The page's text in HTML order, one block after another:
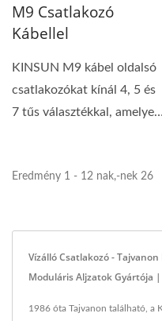
M9 Csatlakozó
Kábellel
KINSUN M9 kábel oldalsó
csatlakozókat kínál 4, 5 és
7 tűs választékkal, amelyek
Eredmény 1 - 12 nak,-nek 26
Vízálló Csatlakozó -
Moduláris Aljzatok Gyártója |
1986 óta Tajvanon található, a